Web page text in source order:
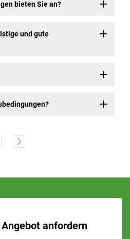
bieten Sie an?
und gute
anfordern